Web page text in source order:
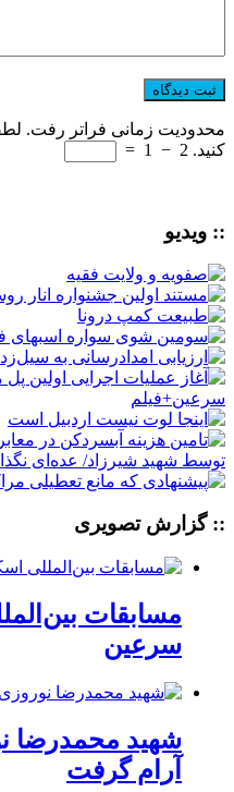
محدودیت زمانی فراتر رفت.
کنید. 2
−
1
=
:: ویدیو
:: گزارش تصویری
مسابقات
سرعین
شهید محمدرضا
آرام گرفت